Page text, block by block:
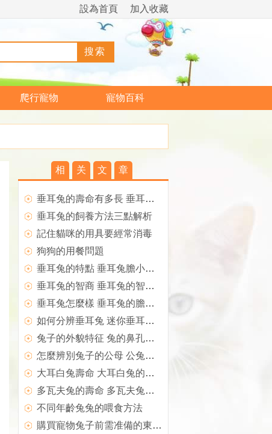
加入收藏
設為首頁
爬行寵物 寵物百科
相 关 文 章
垂耳兔的壽命有多長 垂耳兔一般能活多久
垂耳兔的飼養方法三點解析
記住貓咪的用具要經常消毒
狗狗的用餐問題
垂耳兔的特點 垂耳兔膽小怕驚喜歡安靜
垂耳兔的智商 垂耳兔的智商確實不高
垂耳兔怎麼樣 垂耳兔的膽子很小又耐寒怕熱
如何分辨垂耳兔 迷你垂耳兔的體型更小
兔子的外貌特征 兔的鼻孔較大呈橢圓形
怎麼辨別兔子的公母 公兔的睾丸隱藏在肚子裡
大耳白兔壽命 大耳白兔的壽命在10年左右
多瓦夫兔的壽命 多瓦夫兔壽命在8年左右
不同年齡兔兔的喂食方法
購買寵物兔子前需准備的東西以及寵物兔的飲食和不能吃的蔬果